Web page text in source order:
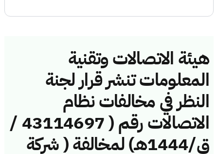
هيئة الاتصالات وتقنية
المعلومات تنشر قرار لجنة
النظر في مخالفات نظام
الاتصالات رقم ( 43114697 /
ق/1444هـ) لمخالفة ( شركة